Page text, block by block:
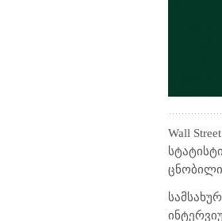
Wall
ინტერვიუ